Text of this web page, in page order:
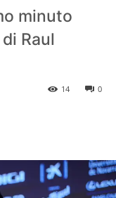
minuto
Raul
0
14